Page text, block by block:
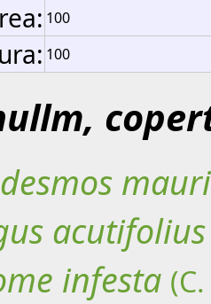
100
100
acutifolius
infesta